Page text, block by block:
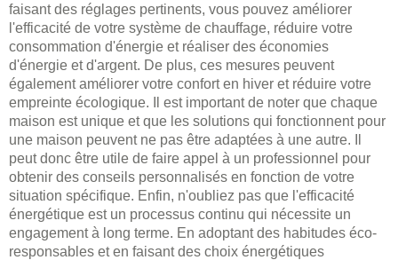
faisant des réglages pertinents, vous pouvez améliorer
l'efficacité de votre système de chauffage, réduire votre
consommation d'énergie et réaliser des économies
d'énergie et d'argent. De plus, ces mesures peuvent
également améliorer votre confort en hiver et réduire votre
empreinte écologique. Il est important de noter que chaque
maison est unique et que les solutions qui fonctionnent pour
une maison peuvent ne pas être adaptées à une autre. Il
peut donc être utile de faire appel à un professionnel pour
obtenir des conseils personnalisés en fonction de votre
situation spécifique. Enfin, n'oubliez pas que l'efficacité
énergétique est un processus continu qui nécessite un
engagement à long terme. En adoptant des habitudes éco-
responsables et en faisant des choix énergétiques